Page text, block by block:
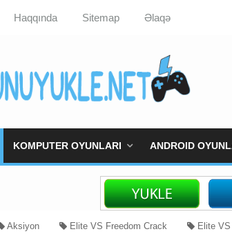
Haqqında Sitemap Əlaqə
KOMPUTER OYUNLARI ANDROID
Aksiyon Elite VS Freedom Crack Elite